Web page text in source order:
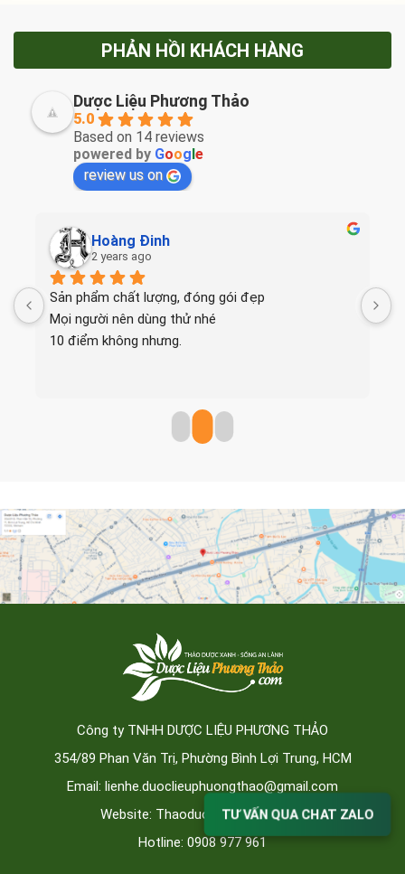
PHẢN HỒI KHÁCH HÀNG
Dược Liệu Phương Thảo
5.0
Based on 14 reviews
powered by Google
review us on
Hoàng Đinh
2 years ago
Sản phẩm chất lượng, đóng gói đẹp
Mọi người nên dùng thử nhé
10 điểm không nhưng.
Công ty TNHH DƯỢC LIỆU PHƯƠNG THẢO
354/89 Phan Văn Trị, Phường Bình Lợi Trung, HCM
Email: lienhe.duoclieuphuongthao@gmail.com
Website: Thaoduocphuongthao.vn
Hotline: 0908 977 961
TƯ VẤN QUA CHAT ZALO